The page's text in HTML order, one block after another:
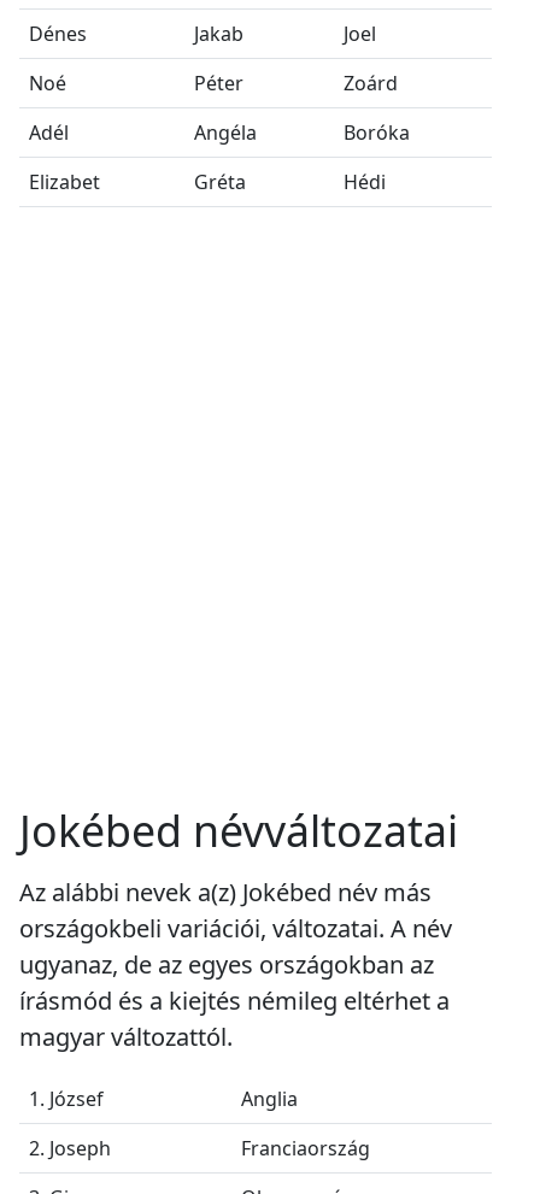
Dénes
Jakab
Joel
Noé
Péter
Zoárd
Adél
Angéla
Boróka
Elizabet
Gréta Hédi
Jokébed névváltozatai
Az alábbi nevek a(z) Jokébed név más
országokbeli variációi, változatai. A név
ugyanaz, de az egyes országokban az
írásmód és a kiejtés némileg eltérhet a
magyar változattól.
1. József
Anglia
2. Joseph
Franciaország